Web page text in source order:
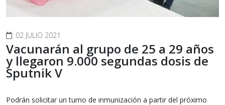
02 JULIO 2021
Vacunarán al grupo de 25 a 29 años
y llegaron 9.000 segundas dosis de
Sputnik V
Podrán solicitar un turno de inmunización a partir del próximo